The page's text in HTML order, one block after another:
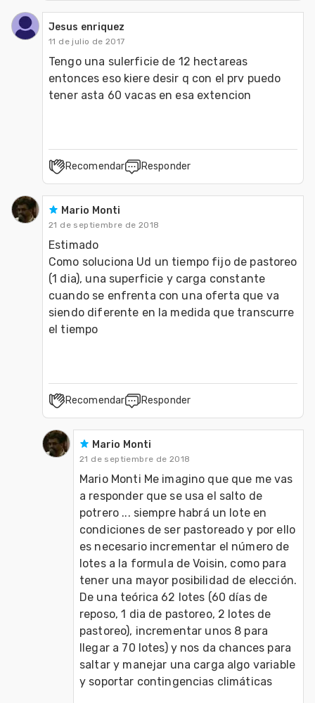
Jesus enriquez
11 de julio de 2017
Tengo una sulerficie de 12 hectareas
entonces eso kiere desir q con el prv puedo
tener asta 60 vacas en esa extencion
Recomendar Responder
Mario Monti
21 de septiembre de 2018
Estimado
Como soluciona Ud un tiempo fijo de pastoreo
(1 dia), una superficie y carga constante
cuando se enfrenta con una oferta que va
siendo diferente en la medida que transcurre
el tiempo
Recomendar Responder
Mario Monti
21 de septiembre de 2018
Mario Monti Me imagino que que me vas
a responder que se usa el salto de
potrero ... siempre habrá un lote en
condiciones de ser pastoreado y por ello
es necesario incrementar el número de
lotes a la formula de Voisin, como para
tener una mayor posibilidad de elección.
De una teórica 62 lotes (60 días de
reposo, 1 dia de pastoreo, 2 lotes de
pastoreo), incrementar unos 8 para
llegar a 70 lotes) y nos da chances para
saltar y manejar una carga algo variable
y soportar contingencias climáticas